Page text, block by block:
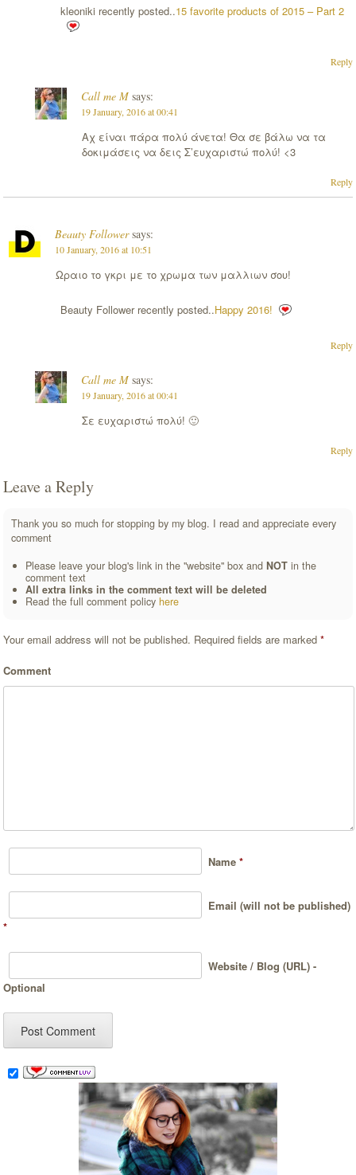
kleoniki recently posted..15 favorite products of 2015 – Part 2
Reply
Call me M says:
19 January, 2016 at 00:41
Αχ είναι πάρα πολύ άνετα! Θα σε βάλω να τα
δοκιμάσεις να δεις Σ’ευχαριστώ πολύ! <3
Reply
Beauty Follower says:
10 January, 2016 at 10:51
Ωραιο το γκρι με το χρωμα των μαλλιων σου!
Beauty Follower recently posted..Happy 2016!
Reply
Call me M says:
19 January, 2016 at 00:41
Σε ευχαριστώ πολύ! 🙂
Reply
Leave a Reply
Thank you so much for stopping by my blog. I read and appreciate every
comment
Please leave your blog's link in the "website" box andNOT in the
comment text
All extra links in the comment text will be deleted
Read the full comment policyhere
Your email address will not be published. Required fields are marked*
Comment
Name*
Email (will not be published)
*
Website / Blog (URL) -
Optional